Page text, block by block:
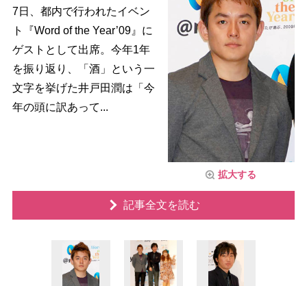
拡大する
7日、都内で行われたイベン
ト『Word of the Year’09』に
ゲストとして出席。今年1年
を振り返り、「酒」という一
文字を挙げた井戸田潤は「今
年の頭に訳あって...
記事全文を読む